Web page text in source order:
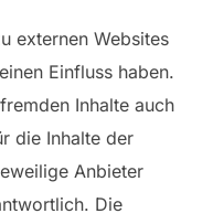
externen Websites
Einfluss haben.
Inhalte auch
die Inhalte der
Anbieter
Die